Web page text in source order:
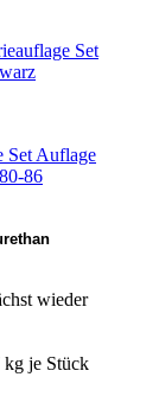
Set Auflage
86
wieder
kg je Stück